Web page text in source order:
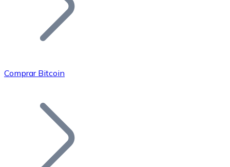
Bitcoin
Comprar Bitcoin